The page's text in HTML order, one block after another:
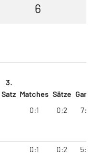
6
3.
Satz Matches Sätze
0:1 0:2 7:13
0:1 0:2 5:12